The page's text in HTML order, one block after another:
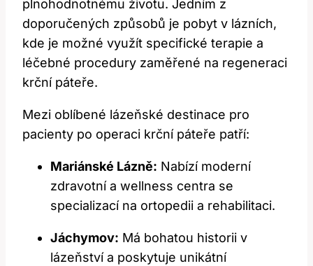
plnohodnotnému životu. Jedním z
doporučených způsobů je pobyt v lázních,
kde je možné využít specifické terapie a
léčebné procedury zaměřené na regeneraci
krční páteře.
Mezi oblíbené lázeňské destinace pro
pacienty po operaci krční páteře patří:
Mariánské Lázně: Nabízí moderní
zdravotní a wellness centra se
specializací na ortopedii a rehabilitaci.
Jáchymov: Má bohatou historii v
lázeňství a poskytuje unikátní